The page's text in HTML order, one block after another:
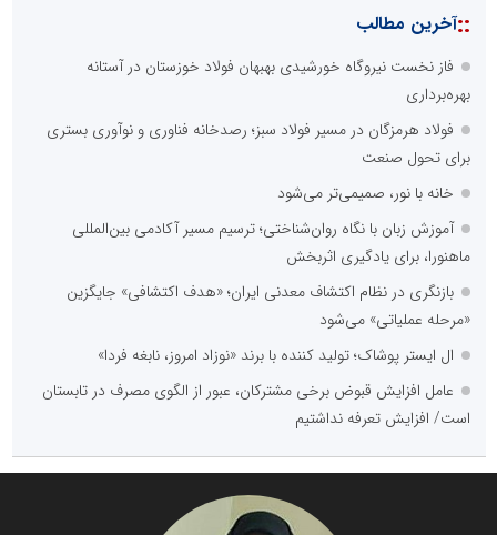
::آخرین مطالب
فاز نخست نیروگاه خورشیدی بهبهان فولاد خوزستان در آستانه
بهره‌برداری
فولاد هرمزگان در مسیر فولاد سبز؛ رصدخانه فناوری و نوآوری بستری
برای تحول صنعت
خانه با نور، صمیمی‌تر می‌شود
آموزش زبان با نگاه روان‌شناختی؛ ترسیم مسیر آکادمی بین‌المللی
ماهنورا، برای یادگیری اثربخش
بازنگری در نظام اکتشاف معدنی ایران؛ «هدف اکتشافی» جایگزین
«مرحله عملیاتی» می‌شود
ال ایستر پوشاک؛ تولید کننده با برند «نوزاد امروز، نابغه فردا»
عامل افزایش قبوض برخی مشترکان، عبور از الگوی مصرف در تابستان
است/ افزایش تعرفه نداشتیم